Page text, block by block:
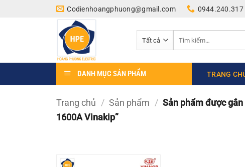
Codienhoangphuong@gmail.com
kiếm:
DANH MỤC SẢN PHẨM TRANG
Trang chủ / Sản phẩm / Sản phẩm được
1600A Vinakip”